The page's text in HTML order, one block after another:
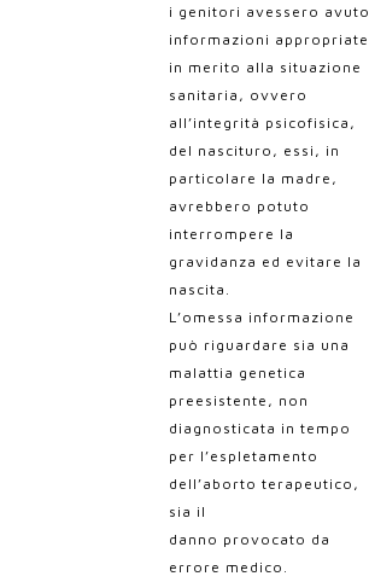
i genitori avessero avuto
informazioni appropriate
in merito alla situazione
sanitaria, ovvero
all’integrità psicofisica,
del nascituro, essi, in
particolare la madre,
avrebbero potuto
interrompere la
gravidanza ed evitare la
nascita.
L’omessa informazione
può riguardare sia una
malattia genetica
preesistente, non
diagnosticata in tempo
per l’espletamento
dell’aborto terapeutico,
sia il
danno provocato da
errore medico.